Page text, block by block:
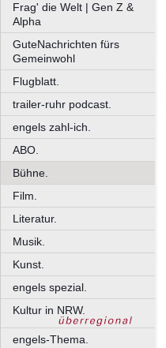
Frag' die Welt | Gen Z &
Alpha
GuteNachrichten fürs
Gemeinwohl
Flugblatt.
trailer-ruhr podcast.
engels zahl-ich.
ABO.
Bühne.
Film.
Literatur.
Musik.
Kunst.
engels spezial.
Kultur in NRW.
engels-Thema.